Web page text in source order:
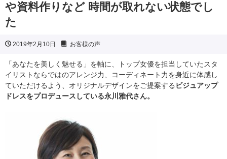
や資料作りなど 時間が取れない状態でし
た
2019年2月10日 お客様の声
「あなたを美しく魅せる」を軸に、トップ女優を担当していたスタ
イリストならではのアレンジ力、コーディネート力を身近に体感し
ていただけるよう、オリジナルデザインをご提案する ビジュアップ
ドレスをプロデュースしている永川雅代さん。